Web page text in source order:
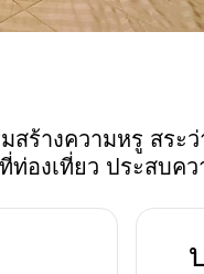
สร้างความหรู สร
ท่องเที่ยว ประสบค